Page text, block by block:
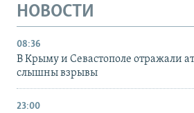
НОВОСТИ
08:36
В Крыму и Севастополе отражали
слышны взрывы
23:00